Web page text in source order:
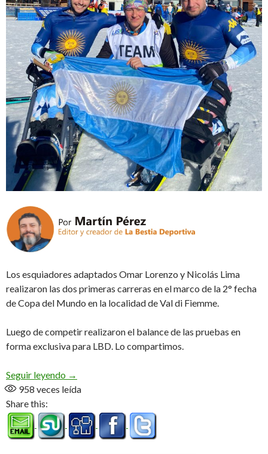
Los esquiadores adaptados Omar Lorenzo y Nicolás Lima
realizaron las dos primeras carreras en el marco de la 2° fecha
de Copa del Mundo en la localidad de Val di Fiemme.
Luego de competir realizaron el balance de las pruebas en
forma exclusiva para LBD. Lo compartimos.
Seguir leyendo Omar y «Nico» desde Italia (Audio)
→
958 veces leída
Share this: